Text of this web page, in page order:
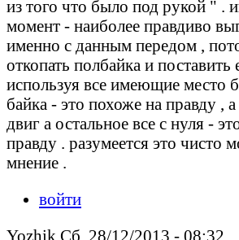
из того что было под рукой " .
момент - наиболее правдиво
именно с данным передом ,
откопать полбайка и поставить
используя все имеющие место
байка - это похоже на правду , а
двиг а остальное все с нуля -
правду . разумеется это чисто
мнение .
войти
Yozhik Сб, 28/12/2013 - 08:32